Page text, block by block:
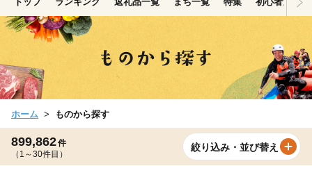
ホーム ものから探す
899,862件
（1～30件目）
絞り込み・並び替え